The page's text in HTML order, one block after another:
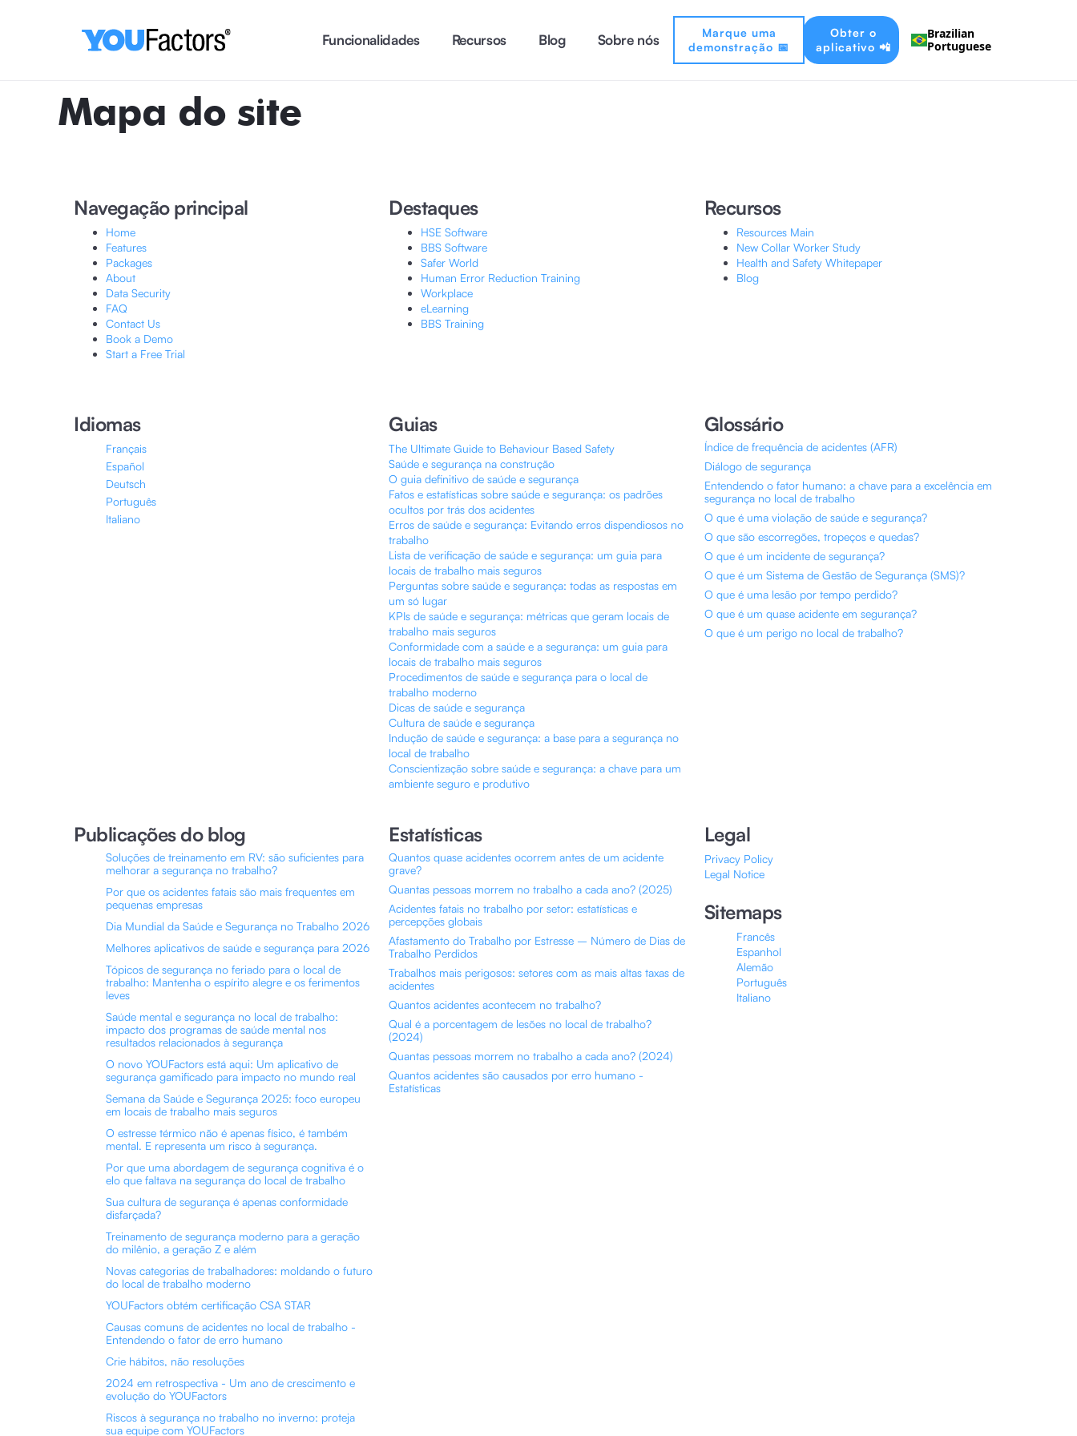
Funcionalidades Recursos Blog Sobre nós
Marque uma
demonstração 📅
Obter o
aplicativo 📲
Brazilian
Portuguese
Mapa do site
Navegação principal
Home
Features
Packages
About
Data Security
FAQ
Contact Us
Book a Demo
Start a Free Trial
Destaques
HSE Software
BBS Software
Safer World
Human Error Reduction Training
Workplace
eLearning
BBS Training
Recursos
Resources Main
New Collar Worker Study
Health and Safety Whitepaper
Blog
Idiomas
Français
Español
Deutsch
Português
Italiano
Guias
The Ultimate Guide to Behaviour Based Safety
Saúde e segurança na construção
O guia definitivo de saúde e segurança
Fatos e estatísticas sobre saúde e segurança: os padrões
ocultos por trás dos acidentes
Erros de saúde e segurança: Evitando erros dispendiosos no
trabalho
Lista de verificação de saúde e segurança: um guia para
locais de trabalho mais seguros
Perguntas sobre saúde e segurança: todas as respostas em
um só lugar
KPIs de saúde e segurança: métricas que geram locais de
trabalho mais seguros
Conformidade com a saúde e a segurança: um guia para
locais de trabalho mais seguros
Procedimentos de saúde e segurança para o local de
trabalho moderno
Dicas de saúde e segurança
Cultura de saúde e segurança
Indução de saúde e segurança: a base para a segurança no
local de trabalho
Conscientização sobre saúde e segurança: a chave para um
ambiente seguro e produtivo
Glossário
Índice de frequência de acidentes (AFR)
Diálogo de segurança
Entendendo o fator humano: a chave para a excelência em
segurança no local de trabalho
O que é uma violação de saúde e segurança?
O que são escorregões, tropeços e quedas?
O que é um incidente de segurança?
O que é um Sistema de Gestão de Segurança (SMS)?
O que é uma lesão por tempo perdido?
O que é um quase acidente em segurança?
O que é um perigo no local de trabalho?
Publicações do blog
Soluções de treinamento em RV: são suficientes para
melhorar a segurança no trabalho?
Por que os acidentes fatais são mais frequentes em
pequenas empresas
Dia Mundial da Saúde e Segurança no Trabalho 2026
Melhores aplicativos de saúde e segurança para 2026
Tópicos de segurança no feriado para o local de
trabalho: Mantenha o espírito alegre e os ferimentos
leves
Saúde mental e segurança no local de trabalho:
impacto dos programas de saúde mental nos
resultados relacionados à segurança
O novo YOUFactors está aqui: Um aplicativo de
segurança gamificado para impacto no mundo real
Semana da Saúde e Segurança 2025: foco europeu
em locais de trabalho mais seguros
O estresse térmico não é apenas físico, é também
mental. E representa um risco à segurança.
Por que uma abordagem de segurança cognitiva é o
elo que faltava na segurança do local de trabalho
Sua cultura de segurança é apenas conformidade
disfarçada?
Treinamento de segurança moderno para a geração
do milênio, a geração Z e além
Novas categorias de trabalhadores: moldando o futuro
do local de trabalho moderno
YOUFactors obtém certificação CSA STAR
Causas comuns de acidentes no local de trabalho -
Entendendo o fator de erro humano
Crie hábitos, não resoluções
2024 em retrospectiva - Um ano de crescimento e
evolução do YOUFactors
Riscos à segurança no trabalho no inverno: proteja
sua equipe com YOUFactors
Estatísticas
Quantos quase acidentes ocorrem antes de um acidente
grave?
Quantas pessoas morrem no trabalho a cada ano? (2025)
Acidentes fatais no trabalho por setor: estatísticas e
percepções globais
Afastamento do Trabalho por Estresse – Número de Dias de
Trabalho Perdidos
Trabalhos mais perigosos: setores com as mais altas taxas de
acidentes
Quantos acidentes acontecem no trabalho?
Qual é a porcentagem de lesões no local de trabalho?
(2024)
Quantas pessoas morrem no trabalho a cada ano? (2024)
Quantos acidentes são causados por erro humano -
Estatísticas
Legal
Privacy Policy
Legal Notice
Sitemaps
Francês
Espanhol
Alemão
Português
Italiano